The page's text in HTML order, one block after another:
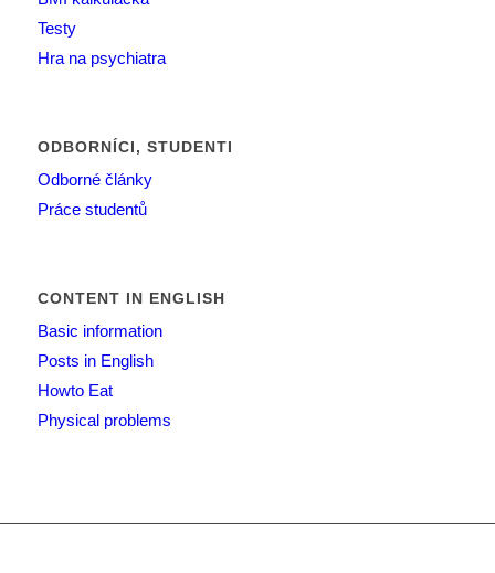
Testy
Hra na psychiatra
ODBORNÍCI, STUDENTI
Odborné články
Práce studentů
CONTENT IN ENGLISH
Basic information
Posts in English
Howto Eat
Physical problems